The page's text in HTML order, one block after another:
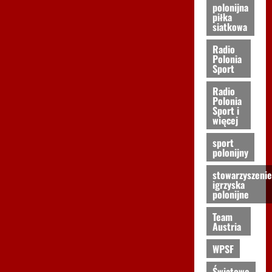
polonijna
piłka
siatkowa
Radio
Polonia
Sport
Radio
Polonia
Sport i
więcej
sport
polonijny
stowarzyszenie
igrzyska
polonijne
Team
Austria
WPSF